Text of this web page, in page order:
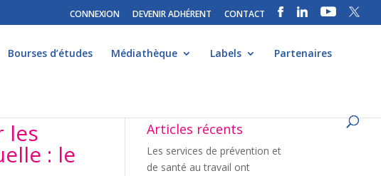
CONNEXION DEVENIR ADHÉRENT CONTACT
Bourses d’études Médiathèque Labels Partenaires
les
: le
Articles récents
Les services de prévention et
de santé au travail ont